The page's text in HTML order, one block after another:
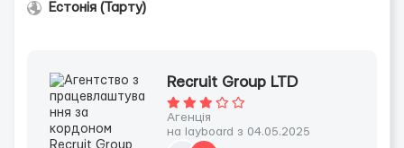
Естонія (Тарту)
Recruit Group LTD
Агенція
на layboard з 04.05.2025